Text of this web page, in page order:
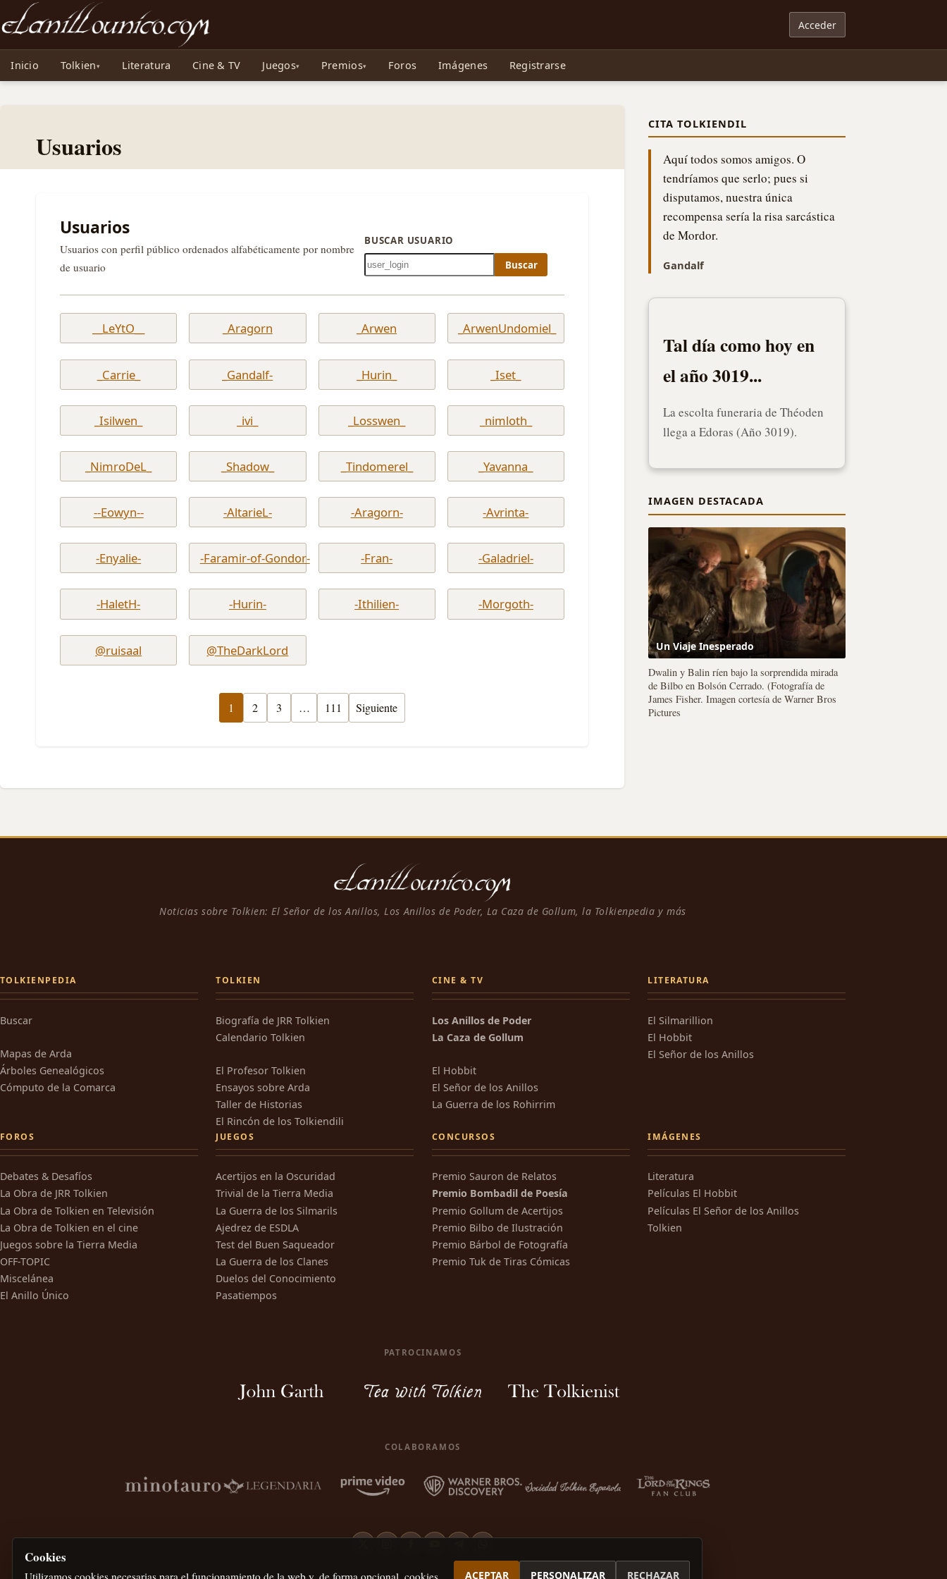
Noticias sobre Tolkien: El Señor de los Anillos, Los Anillos de Poder, La Caza de Gollum, la Tolkienpedia y más
Acceder
Inicio Tolkien Literatura Cine & TV Juegos Premios Foros Imágenes Registrarse
Usuarios
Usuarios
Usuarios con perfil público ordenados alfabéticamente por nombre
de usuario
BUSCAR USUARIO
Buscar
__LeYtO__ _Aragorn _Arwen _ArwenUndomiel_
_Carrie_ _Gandalf- _Hurin_ _Iset_
_Isilwen_ _ivi_ _Losswen_ _nimloth_
_NimroDeL_ _Shadow_ _Tindomerel_ _Yavanna_
--Eowyn-- -AltarieL- -Aragorn- -Avrinta-
-Enyalie- -Faramir-of-Gondor- -Fran- -Galadriel-
-HaletH- -Hurin- -Ithilien- -Morgoth-
@ruisaal @TheDarkLord
1 2 3 … 111 Siguiente
CITA TOLKIENDIL
Aquí todos somos amigos. O
tendríamos que serlo; pues si
disputamos, nuestra única
recompensa sería la risa sarcástica
de Mordor.
Gandalf
Tal día como hoy en
el año 3019...
La escolta funeraria de Théoden
llega a Edoras (Año 3019).
IMAGEN DESTACADA
Un Viaje Inesperado
Dwalin y Balin ríen bajo la sorprendida mirada
de Bilbo en Bolsón Cerrado. (Fotografía de
James Fisher. Imagen cortesía de Warner Bros
Pictures
Noticias sobre Tolkien: El Señor de los Anillos, Los Anillos de Poder, La Caza de Gollum, la Tolkienpedia y más
TOLKIENPEDIA
Buscar
Mapas de Arda
Árboles Genealógicos
Cómputo de la Comarca
TOLKIEN
Biografía de JRR Tolkien
Calendario Tolkien
El Profesor Tolkien
Ensayos sobre Arda
Taller de Historias
El Rincón de los Tolkiendili
CINE & TV
Los Anillos de Poder
La Caza de Gollum
El Hobbit
El Señor de los Anillos
La Guerra de los Rohirrim
LITERATURA
El Silmarillion
El Hobbit
El Señor de los Anillos
FOROS
Debates & Desafíos
La Obra de JRR Tolkien
La Obra de Tolkien en Televisión
La Obra de Tolkien en el cine
Juegos sobre la Tierra Media
OFF-TOPIC
Miscelánea
El Anillo Único
JUEGOS
Acertijos en la Oscuridad
Trivial de la Tierra Media
La Guerra de los Silmarils
Ajedrez de ESDLA
Test del Buen Saqueador
La Guerra de los Clanes
Duelos del Conocimiento
Pasatiempos
CONCURSOS
Premio Sauron de Relatos
Premio Bombadil de Poesía
Premio Gollum de Acertijos
Premio Bilbo de Ilustración
Premio Bárbol de Fotografía
Premio Tuk de Tiras Cómicas
IMÁGENES
Literatura
Películas El Hobbit
Películas El Señor de los Anillos
Tolkien
PATROCINAMOS
COLABORAMOS
Cookies
Utilizamos cookies necesarias para el funcionamiento de la web y, de forma opcional, cookies ACEPTAR PERSONALIZAR RECHAZAR